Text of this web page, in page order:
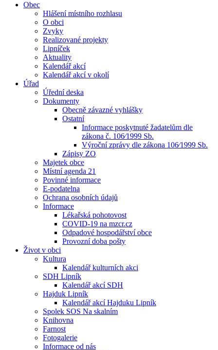
Obec
Hlášení místního rozhlasu
O obci
Zvyky
Realizované projekty
Lipníček
Aktuality
Kalendář akcí
Kalendář akcí v okolí
Úřad
Úřední deska
Dokumenty
Obecně závazné vyhlášky
Ostatní
Informace poskytnuté žadatelům dle
zákona č. 106⁄1999 Sb.
Výroční zprávy dle zákona 106⁄1999 Sb.
Zápisy ZO
Majetek obce
Místní agenda 21
Povinné informace
E-podatelna
Ochrana osobních údajů
Informace
Lékařská pohotovost
COVID-19 na mzcr.cz
Odpadové hospodářství obce
Provozní doba pošty
Život v obci
Kultura
Kalendář kulturních akci
SDH Lipník
Kalendář akcí SDH
Hajduk Lipník
Kalendář akcí Hajduku Lipník
Spolek SOS Na skalním
Knihovna
Farnost
Fotogalerie
Informace od nás